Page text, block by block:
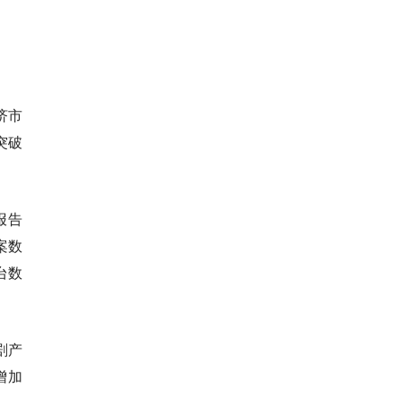
市
破
告
数
数
产
加